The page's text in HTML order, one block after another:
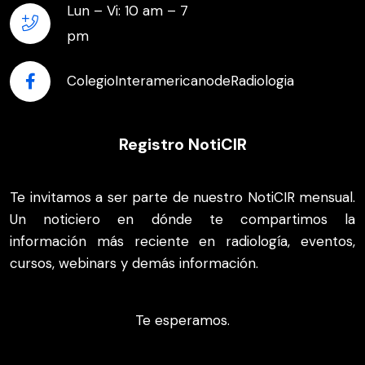
Lun – Vi: 10 am – 7
pm
ColegioInteramericanodeRadiologia
Registro NotiCIR
Te invitamos a ser parte de nuestro NotiCIR mensual.
Un noticiero en dónde te compartimos la
información más reciente en radiología, eventos,
cursos, webinars y demás información.
Te esperamos.